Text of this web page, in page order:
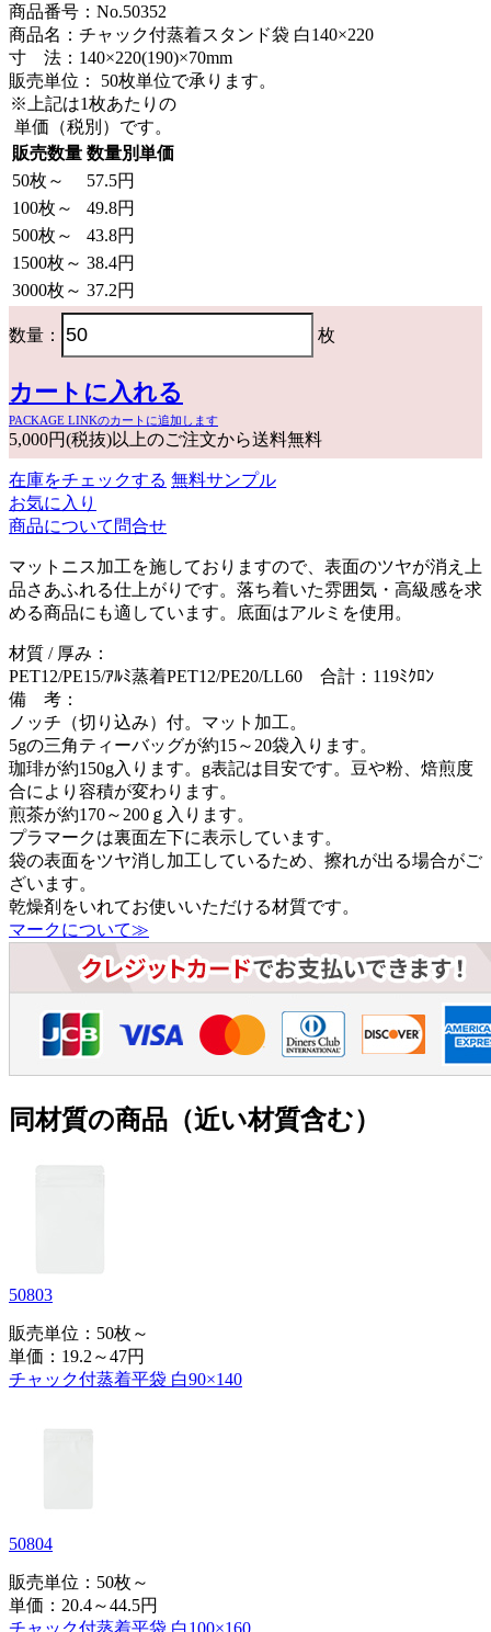
商品番号：No.50352
商品名：チャック付蒸着スタンド袋 白140×220
寸 法：140×220(190)×70mm
販売単位：
50枚単位で承ります。
※上記は1枚あたりの
単価（税別）です。
販売数量 数量別単価
50枚～
57.5円
100枚～
49.8円
500枚～
43.8円
1500枚～ 38.4円
3000枚～ 37.2円
数量： 枚
カートに入れる
PACKAGE LINKのカートに追加します
5,000円(税抜)以上のご注文から送料無料
在庫をチェックする 無料サンプル
お気に入り
商品について問合せ
マットニス加工を施しておりますので、表面のツヤが消え上
品さあふれる仕上がりです。落ち着いた雰囲気・高級感を求
める商品にも適しています。底面はアルミを使用。
材質 / 厚み：
PET12/PE15/ｱﾙﾐ蒸着PET12/PE20/LL60 合計：119ﾐｸﾛﾝ
備 考：
ノッチ（切り込み）付。マット加工。
5gの三角ティーバッグが約15～20袋入ります。
珈琲が約150g入ります。g表記は目安です。豆や粉、焙煎度
合により容積が変わります。
煎茶が約170～200ｇ入ります。
プラマークは裏面左下に表示しています。
袋の表面をツヤ消し加工しているため、擦れが出る場合がご
ざいます。
乾燥剤をいれてお使いいただける材質です。
マークについて≫
同材質の商品（近い材質含む）
50803
販売単位：50枚～
単価： 19.2～47円
チャック付蒸着平袋 白90×140
50804
販売単位：50枚～
単価： 20.4～44.5円
チャック付蒸着平袋 白100×160